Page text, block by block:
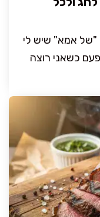
"של אמא" שיש לי
כשאני רוצה